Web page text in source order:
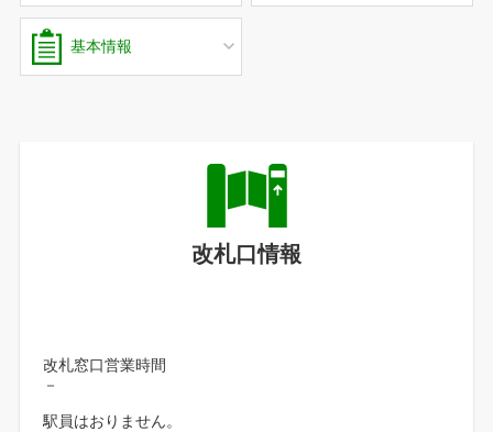
基本情報
改札口情報
改札窓口営業時間
－
駅員はおりません。